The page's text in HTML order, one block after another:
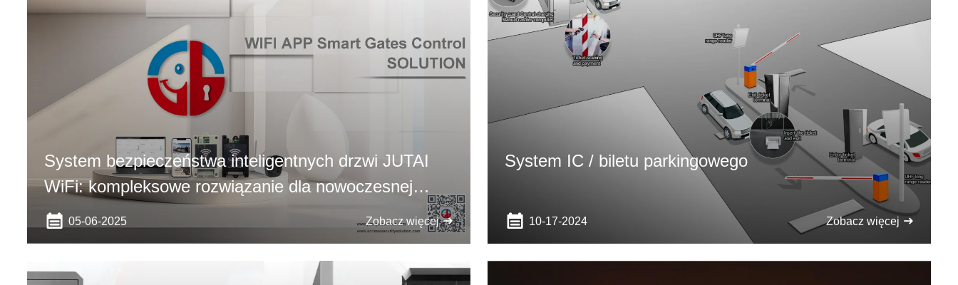
System bezpieczeństwa inteligentnych drzwi JUTAI
WiFi: kompleksowe rozwiązanie dla nowoczesnej
kontroli dostępu
05-06-2025 Zobacz więcej
System IC / biletu parkingowego
10-17-2024 Zobacz więcej